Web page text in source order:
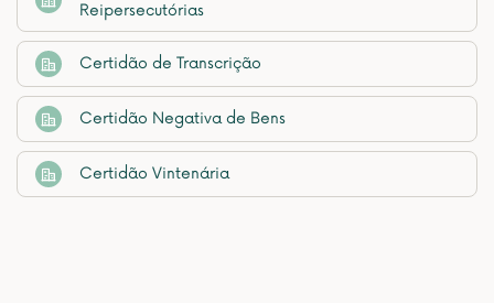
Reipersecutórias
Certidão de Transcrição
Certidão Negativa de Bens
Certidão Vintenária